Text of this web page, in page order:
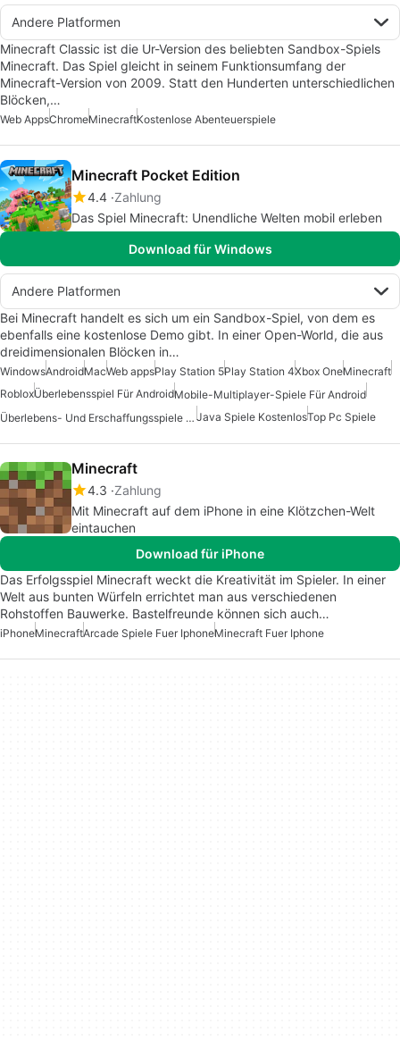
Andere Platformen
Minecraft Classic ist die Ur-Version des beliebten Sandbox-Spiels
Minecraft. Das Spiel gleicht in seinem Funktionsumfang der
Minecraft-Version von 2009. Statt den Hunderten unterschiedlichen
Blöcken,…
Web AppsChromeMinecraftKostenlose Abenteuerspiele
Minecraft Pocket Edition
4.4 Zahlung
Das Spiel Minecraft: Unendliche Welten mobil erleben
Download für Windows
Andere Platformen
Bei Minecraft handelt es sich um ein Sandbox-Spiel, von dem es
ebenfalls eine kostenlose Demo gibt. In einer Open-World, die aus
dreidimensionalen Blöcken in…
WindowsAndroidMacWeb appsPlay Station 5Play Station 4Xbox OneMinecraft
RobloxÜberlebensspiel Für AndroidMobile-Multiplayer-Spiele Für Android
Überlebens- Und Erschaffungsspiele Für Android Java Spiele KostenlosTop Pc Spiele
Minecraft
4.3 Zahlung
Mit Minecraft auf dem iPhone in eine Klötzchen-Welt
eintauchen
Download für iPhone
Das Erfolgsspiel Minecraft weckt die Kreativität im Spieler. In einer
Welt aus bunten Würfeln errichtet man aus verschiedenen
Rohstoffen Bauwerke. Bastelfreunde können sich auch…
iPhoneMinecraftArcade Spiele Fuer IphoneMinecraft Fuer Iphone